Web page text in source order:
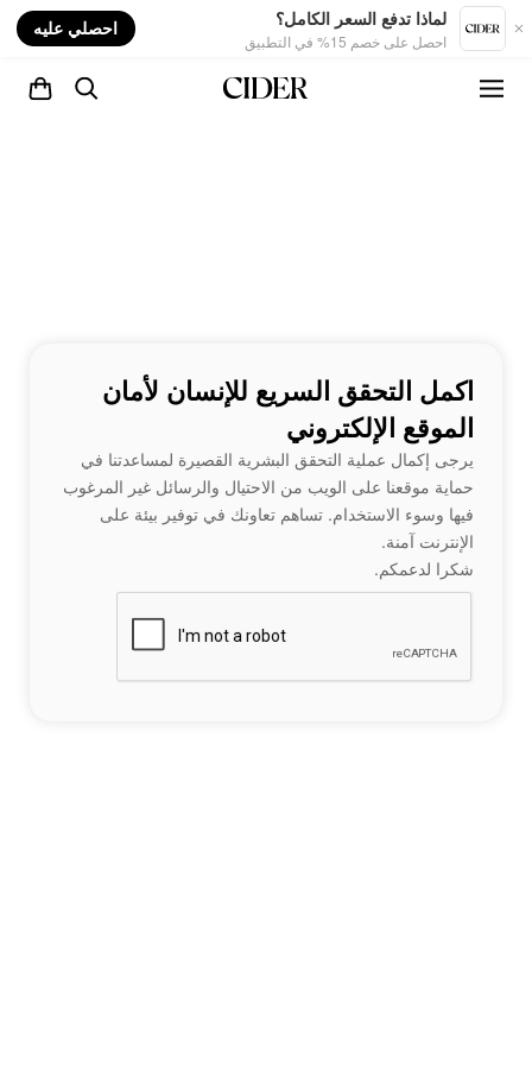
لماذا تدفع السعر الكامل؟
احصل على خصم 15% في التطبيق
احصلي عليه
اكمل التحقق السريع للإنسان لأمان
الموقع الإلكتروني
يرجى إكمال عملية التحقق البشرية القصيرة لمساعدتنا في
حماية موقعنا على الويب من الاحتيال والرسائل غير المرغوب
فيها وسوء الاستخدام. تساهم تعاونك في توفير بيئة على
الإنترنت آمنة.
شكرا لدعمكم.